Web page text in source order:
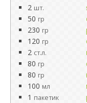
2 шт.
50 гр
230 гр
120 гр
2 ст.л.
80 гр
80 гр
100 мл
1 пакетик